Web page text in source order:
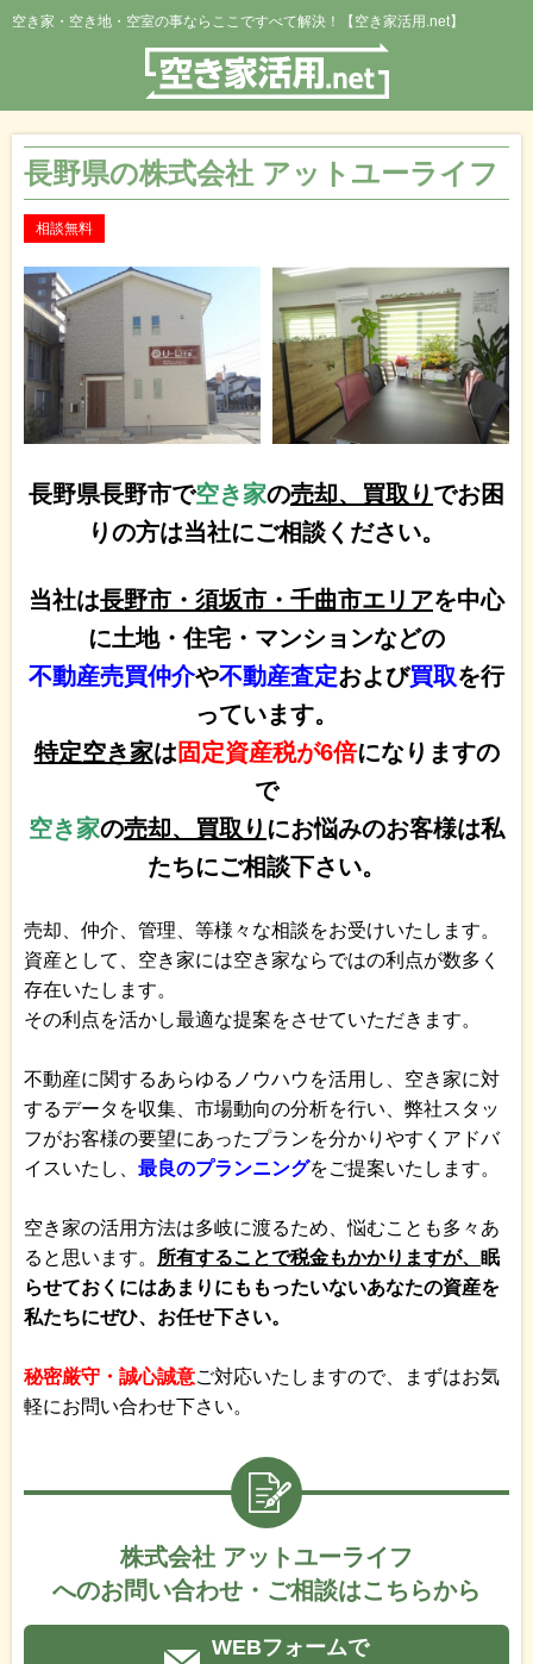
空き家・空き地・空室の事ならここですべて解決！【空き家活用.net】
長野県の株式会社 アットユーライフ
相談無料
長野県長野市で空き家の売却、買取り でお困
りの方は当社にご相談ください。
当社は長野市・須坂市・千曲市エリアを中心
に土地・住宅・マンションなどの
不動産売買仲介や不動産査定および買取を行
っています。
特定空き家は固定資産税が6倍になりますの
で
空き家の売却、買取り にお悩みのお客様は私
たちにご相談下さい。
売却、仲介、管理、等様々な相談をお受けいたします。
資産として、空き家には空き家ならではの利点が数多く
存在いたします。
その利点を活かし最適な提案をさせていただきます。
不動産に関するあらゆるノウハウを活用し、空き家に対
するデータを収集、市場動向の分析を行い、弊社スタッ
フがお客様の要望にあったプランを分かりやすくアドバ
イスいたし、 最良のプランニングをご提案いたします。
空き家の活用方法は多岐に渡るため、悩むことも多々あ
ると思います。 所有することで税金もかかりますが、 眠
らせておくにはあまりにももったいないあなたの資産を
私たちにぜひ、お任せ下さい。
秘密厳守・誠心誠意ご対応いたしますので、まずはお気
軽にお問い合わせ下さい。
株式会社 アットユーライフ
へのお問い合わせ・ご相談はこちらから
WEBフォームで